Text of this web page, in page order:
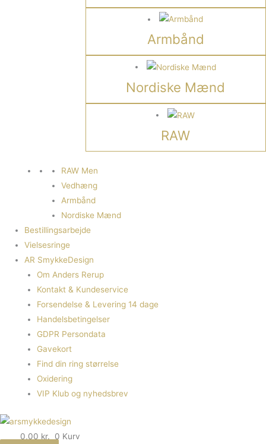
Armbånd
Nordiske Mænd
RAW
RAW Men
Vedhæng
Armbånd
Nordiske Mænd
Bestillingsarbejde
Vielsesringe
AR SmykkeDesign
Om Anders Rerup
Kontakt & Kundeservice
Forsendelse & Levering 14 dage
Handelsbetingelser
GDPR Persondata
Gavekort
Find din ring størrelse
Oxidering
VIP Klub og nyhedsbrev
0,00 kr. 0 Kurv